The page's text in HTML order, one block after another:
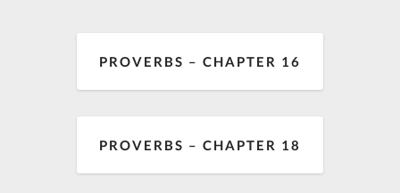
PROVERBS – CHAPTER 16
PROVERBS – CHAPTER 18